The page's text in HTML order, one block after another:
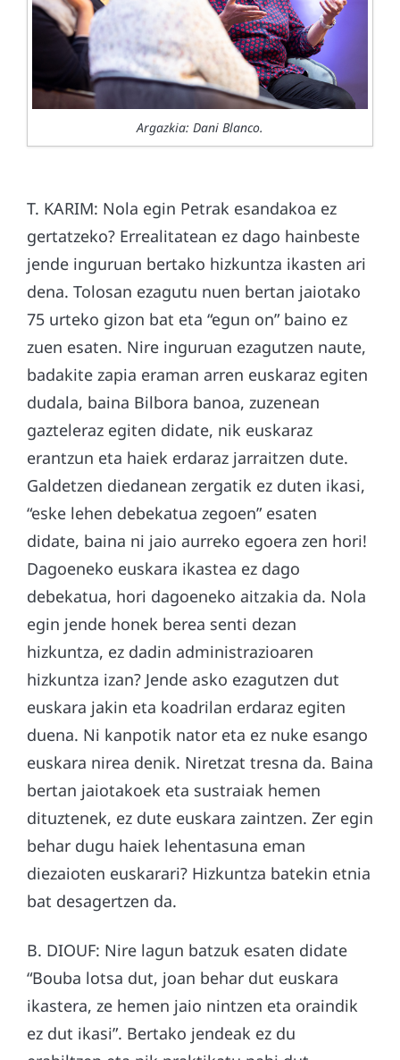
Argazkia: Dani Blanco.
T. KARIM: Nola egin Petrak esandakoa ez
gertatzeko? Errealitatean ez dago hainbeste
jende inguruan bertako hizkuntza ikasten ari
dena. Tolosan ezagutu nuen bertan jaiotako
75 urteko gizon bat eta “egun on” baino ez
zuen esaten. Nire inguruan ezagutzen naute,
badakite zapia eraman arren euskaraz egiten
dudala, baina Bilbora banoa, zuzenean
gazteleraz egiten didate, nik euskaraz
erantzun eta haiek erdaraz jarraitzen dute.
Galdetzen diedanean zergatik ez duten ikasi,
“eske lehen debekatua zegoen” esaten
didate, baina ni jaio aurreko egoera zen hori!
Dagoeneko euskara ikastea ez dago
debekatua, hori dagoeneko aitzakia da. Nola
egin jende honek berea senti dezan
hizkuntza, ez dadin administrazioaren
hizkuntza izan? Jende asko ezagutzen dut
euskara jakin eta koadrilan erdaraz egiten
duena. Ni kanpotik nator eta ez nuke esango
euskara nirea denik. Niretzat tresna da. Baina
bertan jaiotakoek eta sustraiak hemen
dituztenek, ez dute euskara zaintzen. Zer egin
behar dugu haiek lehentasuna eman
diezaioten euskarari? Hizkuntza batekin etnia
bat desagertzen da.
B. DIOUF: Nire lagun batzuk esaten didate
“Bouba lotsa dut, joan behar dut euskara
ikastera, ze hemen jaio nintzen eta oraindik
ez dut ikasi”. Bertako jendeak ez du